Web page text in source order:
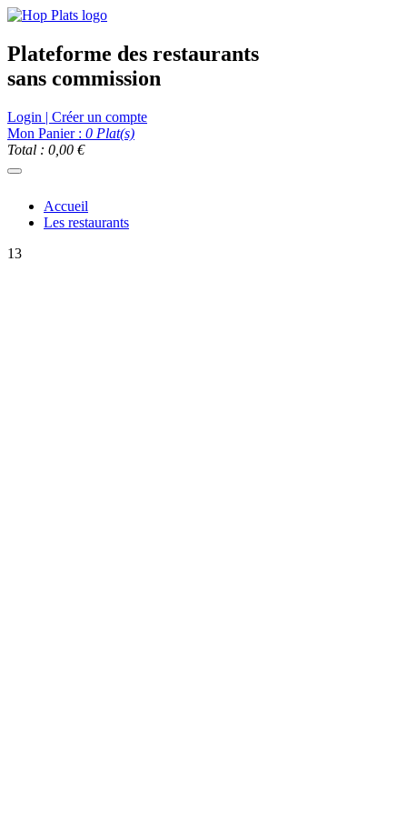
Plateforme des restaurants
sans commission
Login | Créer un compte
Mon Panier : 0 Plat(s)
Total : 0,00 €
Accueil
Les restaurants
13